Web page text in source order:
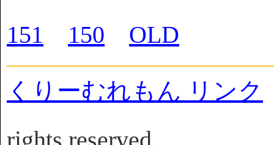
151
150 OLD
くりーむれもん リンク